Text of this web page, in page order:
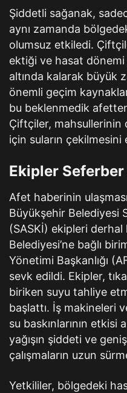
Şiddetli sağanak,
aynı zamanda
olumsuz etkiledi.
ektiği ve hasat
altında kalarak büyük
önemli geçim
bu beklenmedik
Çiftçiler,
için suların
Ekipler Seferber
Afet haberinin
Büyükşehir Belediyesi
(SASKİ) ekipleri
Belediyesi’ne bağlı
Yönetimi Başkanlığı
sevk edildi. Ekipler,
biriken suyu tahliye
başlattı. İş makineleri
su baskınlarının etkisi
yağışın şiddeti ve
çalışmaların uzun
Yetkililer, bölgedeki